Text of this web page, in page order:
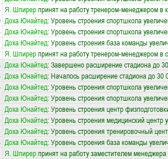
Я. Шпирерпринят на работу тренером-менеджером в
Доха Юнайтед: Уровень строения спортшкола
Доха Юнайтед: Уровень строения спортшкола
Доха Юнайтед: Уровень строения база команды
Я. Шпирерпринят на работу тренером-менеджером в
Доха Юнайтед: Завершено расширение стадиона до
Доха Юнайтед: Началось расширение стадиона до 30
Доха Юнайтед: Уровень строения спортшкола
Доха Юнайтед: Уровень строения спортшкола
Доха Юнайтед: Уровень строения центр
Доха Юнайтед: Уровень строения медицинский центр
Доха Юнайтед: Уровень строения тренировочный
Доха Юнайтед: Уровень строения база команды
Я. Шпирерпринят на работу заместителем